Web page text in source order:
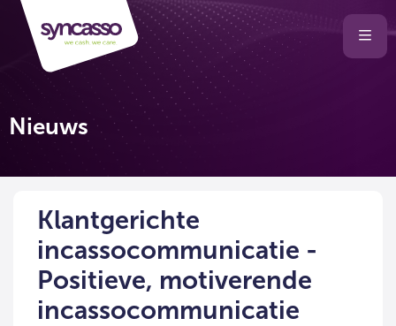
Selecteer
Nieuws
Klantgerichte
incassocommunicatie -
Positieve, motiverende
incassocommunicatie